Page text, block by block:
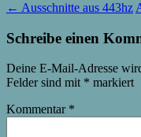
← Ausschnitte aus 443hz
Schreibe einen
Deine E-Mail-Adresse
Felder sind mit * markiert
Kommentar *